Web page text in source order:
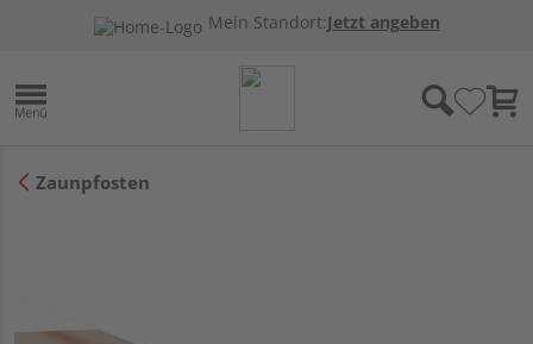
Mein Standort:Jetzt angeben
Zaunpfosten